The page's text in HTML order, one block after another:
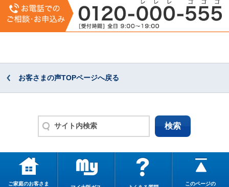
お客さまの声TOPページへ戻る
ご家庭のお客さま
このページの